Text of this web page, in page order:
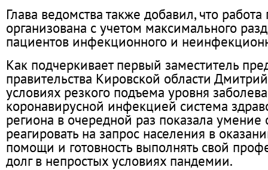
Глава ведомства также добавил, что
организована с учетом максимального
пациентов инфекционного и
Как подчеркивает первый заместитель
правительства Кировской области
условиях резкого подъема уровня
коронавирусной инфекцией система
региона в очередной раз показала умение
реагировать на запрос населения в
помощи и готовность выполнять свой
долг в непростых условиях пандемии.